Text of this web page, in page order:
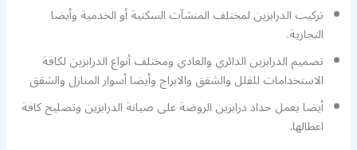
تركيب الدرابزين لمختلف المنشآت السكنية أو الخدمية وأيضا
التجارية.
تصميم الدرابزين الدائري والعادي ومختلف أنواع الدرابزين لكافة
الاستخدامات للفلل والشقق والابراج وأيضا أسوار المنازل والشقق
أيضا يعمل حداد درابزين الروضة على صيانة الدرابزين وتصليح كافة
اعطالها.